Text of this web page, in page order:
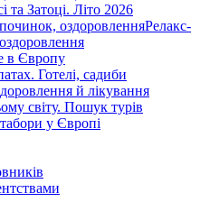
та Затоці. Літо 2026
Релакс-
в Європу
Готелі, садиби
й лікування
світу. Пошук турів
у Європі